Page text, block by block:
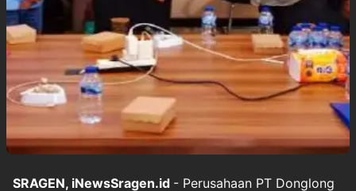
SRAGEN, iNewsSragen.id - Perusahaan PT Donglong